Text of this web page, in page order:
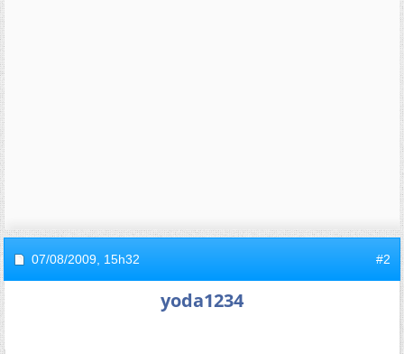
07/08/2009, 15h32 #2
yoda1234